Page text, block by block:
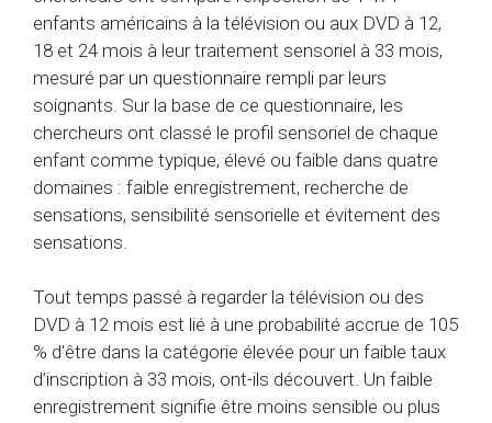
enfants américains à la télévision ou aux DVD à 12,
18 et 24 mois à leur traitement sensoriel à 33 mois,
mesuré par un questionnaire rempli par leurs
soignants. Sur la base de ce questionnaire, les
chercheurs ont classé le profil sensoriel de chaque
enfant comme typique, élevé ou faible dans quatre
domaines : faible enregistrement, recherche de
sensations, sensibilité sensorielle et évitement des
sensations.
Tout temps passé à regarder la télévision ou des
DVD à 12 mois est lié à une probabilité accrue de 105
% d’être dans la catégorie élevée pour un faible taux
d’inscription à 33 mois, ont-ils découvert. Un faible
enregistrement signifie être moins sensible ou plus